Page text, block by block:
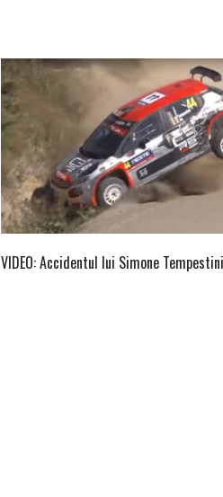
VIDEO: Accidentul lui Simone